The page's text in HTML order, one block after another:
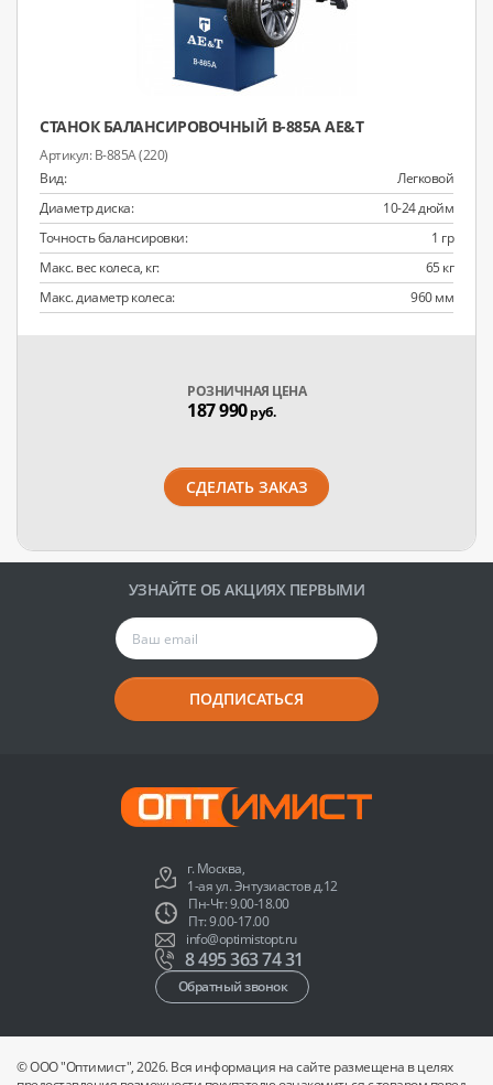
СТАНОК БАЛАНСИРОВОЧНЫЙ B-885A AE&T
B-885A (220)
Вид:
Легковой
Диаметр диска:
10-24 дюйм
Точность балансировки:
1 гр
Макс. вес колеса, кг:
65 кг
Макс. диаметр колеса:
960 мм
РОЗНИЧНАЯ ЦЕНА
187 990руб.
СДЕЛАТЬ ЗАКАЗ
УЗНАЙТЕ ОБ АКЦИЯХ ПЕРВЫМИ
ПОДПИСАТЬСЯ
г. Москва,
1-ая ул. Энтузиастов д.12
Пн-Чт: 9.00-18.00
Пт: 9.00-17.00
info@optimistopt.ru
8 495 363 74 31
Обратный звонок
© ООО "Оптимист", 2026. Вся информация на сайте размещена в целях